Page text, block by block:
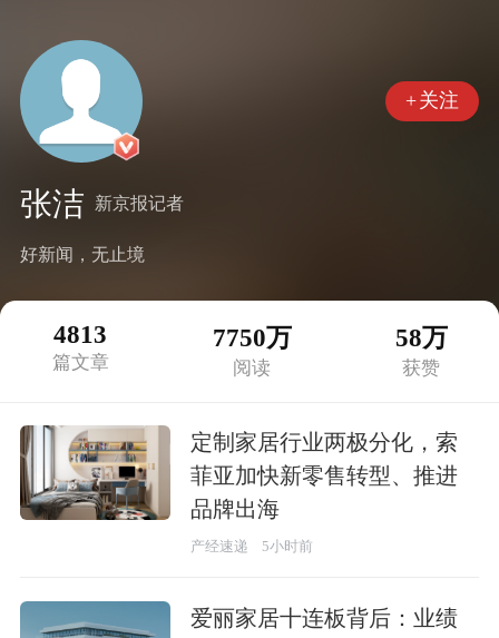
+关注
张洁 新京报记者
好新闻，无止境
4813
篇文章
7750万
阅读
58万
获赞
定制家居行业两极分化，索
菲亚加快新零售转型、推进
品牌出海
产经速递 5小时前
爱丽家居十连板背后：业绩